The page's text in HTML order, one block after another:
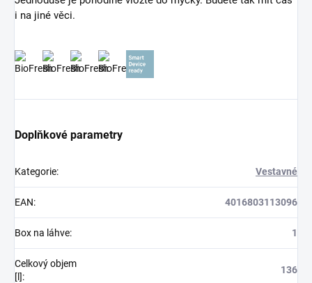
i na jiné věci.
Doplňkové parametry
Kategorie: Vestavné
EAN: 4016803113096
Box na láhve: 1
Celkový objem
[l]:
136